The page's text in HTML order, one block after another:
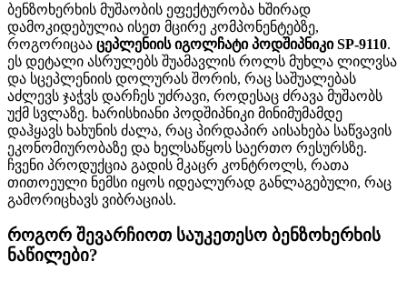
ბენზოხერხის მუშაობის ეფექტურობა ხშირად
დამოკიდებულია ისეთ მცირე კომპონენტებზე,
როგორიცაა ცეპლენიის იგოლჩატი პოდშიპნიკი SP-9110.
ეს დეტალი ასრულებს შუამავლის როლს მუხლა ლილვსა
და სცეპლენიის დოლურას შორის, რაც საშუალებას
აძლევს ჯაჭვს დარჩეს უძრავი, როდესაც ძრავა მუშაობს
უქმ სვლაზე. ხარისხიანი პოდშიპნიკი მინიმუმამდე
დაჰყავს ხახუნის ძალა, რაც პირდაპირ აისახება საწვავის
ეკონომიურობაზე და ხელსაწყოს საერთო რესურსზე.
ჩვენი პროდუქცია გადის მკაცრ კონტროლს, რათა
თითოეული ნემსი იყოს იდეალურად განლაგებული, რაც
გამორიცხავს ვიბრაციას.
როგორ შევარჩიოთ საუკეთესო ბენზოხერხის
ნაწილები?